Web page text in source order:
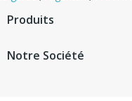
Produits
Notre Société